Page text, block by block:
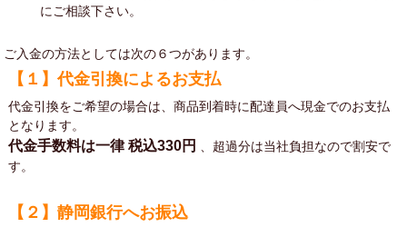
にご相談下さい。
ご入金の方法としては次の６つがあります。
【１】代金引換によるお支払
代金引換をご希望の場合は、商品到着時に配達員へ現金でのお支払
となります。
代金手数料は一律税込330円
、超過分は当社負担なので割安で
す。
【２】静岡銀行へお振込